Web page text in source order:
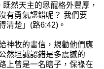
然天主的恩寵格外豐厚，
有勇氣認錯呢？ 我們要
清楚」(路6:42)。
神牧的書信，規勸他們應
然坦誠認錯是多震撼的
上曾是一名瞎子，保祿在